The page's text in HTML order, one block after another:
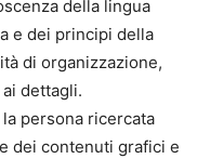
della lingua
e dei principi della
di organizzazione,
dettagli.
la persona ricercata
dei contenuti grafici e